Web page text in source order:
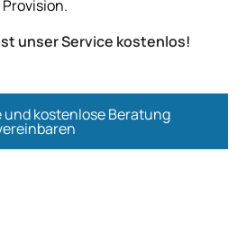
Provision.
unser Service kostenlos!
kostenlose Beratung